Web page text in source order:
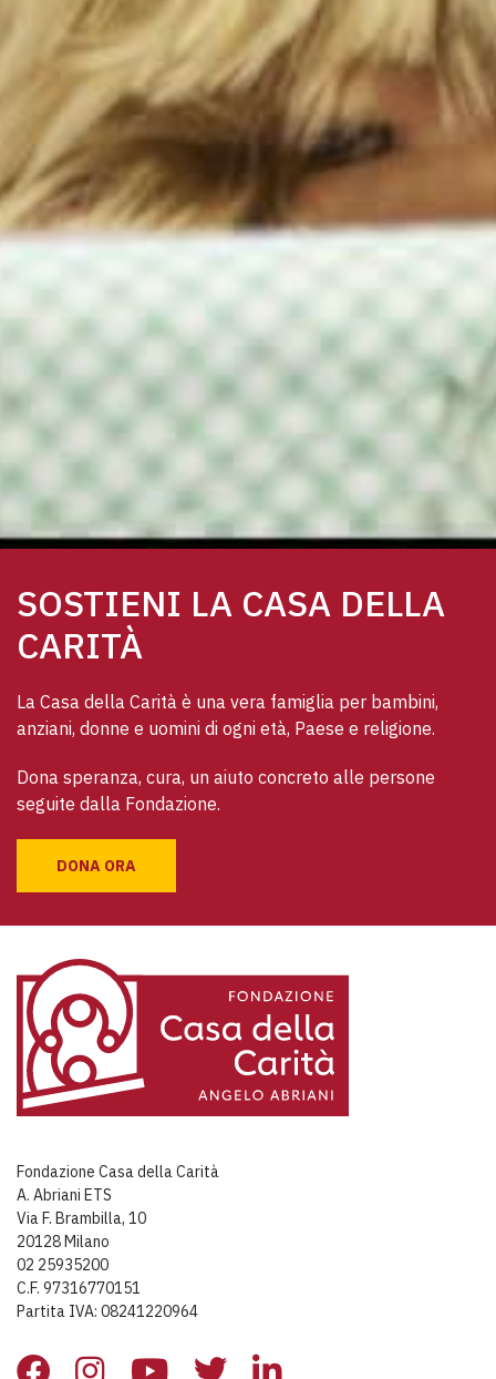
SOSTIENI LA CASA DELLA
CARITÀ
La Casa della Carità è una vera famiglia per bambini,
anziani, donne e uomini di ogni età, Paese e religione.
Dona speranza, cura, un aiuto concreto alle persone
seguite dalla Fondazione.
DONA ORA
Fondazione Casa della Carità
A. Abriani ETS
Via F. Brambilla, 10
20128 Milano
02 25935200
C.F. 97316770151
Partita IVA: 08241220964